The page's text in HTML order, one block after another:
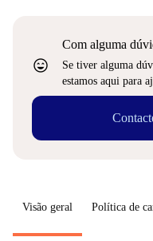
sentiment_very_satisfied
Com alguma
Se tiver alguma
estamos aqui para
Visão geral Política de